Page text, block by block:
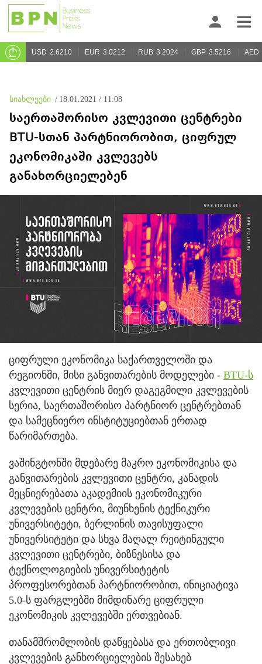
USD 2.6210 EUR 3.0212 RUB 3.2024 GBP 3.5216 AED
სიახლეები / 18.01.2021 / 11:08
საერთაშორისო კვლევითი ცენტრები
BTU-სთან პარტნიორობით, ციფრულ
ეკონომიკაში კვლევებს
განახორციელებენ
ციფრული ეკონომიკა საქართველოში და
რეგიონში, მისი განვითარების მოდელები - BTU-ს
კვლევითი ცენტრის მიერ დაგეგმილი კვლევების
სერია, საერთაშორისო პარტნიორ ცენტრებთან
და სამეცნიერო ინსტიტუციებთან ერთად
წარიმართება.
ვაშინგტონში მდებარე მაკრო ეკონომიკისა და
განვითარების კვლევითი ცენტრი, კანადის
მეცნიერებათა აკადემიის ეკონომიკური
კვლევების ცენტრი, მიუნხენის ტექნიკური
უნივერსიტეტი, ბერლინის თავისუფალი
უნივერსიტეტი და სხვა მაღალ რეიტინგული
კვლევითი ცენტრები, ბიზნესისა და
ტექნოლოგიების უნივერსიტეტის
პროფესორებთან პარტნიორობით, ინიციატივა
5.0-ს ფარგლებში მიმდინარე ციფრული
ეკონომიკის კვლევებში ერთვებიან.
თანამშრომლობის დაწყებასა და ერთობლივი
კვლევების განხორციელების შესახებ